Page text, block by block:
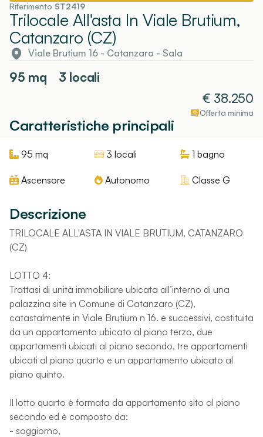
Riferimento ST2419
Trilocale All'asta In Viale Brutium,
Catanzaro (CZ)
Viale Brutium 16 - Catanzaro - Sala
95 mq
3 locali
€ 38.250
Offerta minima
Caratteristiche principali
95 mq 3 locali 1 bagno
Ascensore Autonomo Classe G
Descrizione
TRILOCALE ALL'ASTA IN VIALE BRUTIUM, CATANZARO
(CZ)
LOTTO 4:
Trattasi di unità immobiliare ubicata all’interno di una
palazzina site in Comune di Catanzaro (CZ),
catastalmente in Viale Brutium n 16. e successivi, costituita
da un appartamento ubicato al piano terzo, due
appartamenti ubicati al piano secondo, tre appartamenti
ubicati al piano quarto e un appartamento ubicato al
piano quinto.
Il lotto quarto è formata da appartamento sito al piano
secondo ed è composto da:
- soggiorno,